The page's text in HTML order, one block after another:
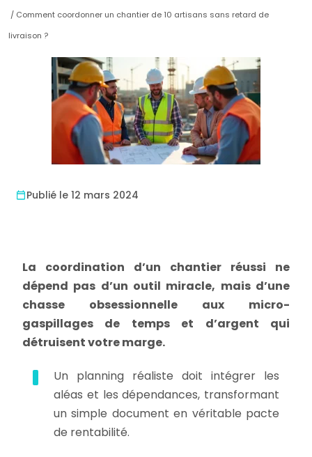
/ Comment coordonner un chantier de 10 artisans sans retard de
livraison ?
Publié le 12 mars 2024
La coordination d’un chantier réussi ne
dépend pas d’un outil miracle, mais d’une
chasse obsessionnelle aux micro-
gaspillages de temps et d’argent qui
détruisent votre marge.
Un planning réaliste doit intégrer les
aléas et les dépendances, transformant
un simple document en véritable pacte
de rentabilité.